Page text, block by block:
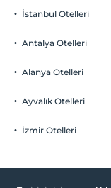
Aile odaları
Sigara
Çocuklar
Tesisin ücretsiz çocuk
İstanbul Otelleri
Antalya Otelleri
Alanya Otelleri
Ayvalık Otelleri
İzmir Otelleri